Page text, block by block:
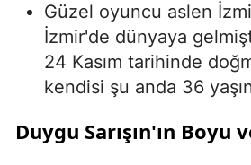
Güzel oyuncu aslen
İzmir'de dünyaya
24 Kasım tarihinde
kendisi şu anda 36
Duygu Sarışın'ın Boyu